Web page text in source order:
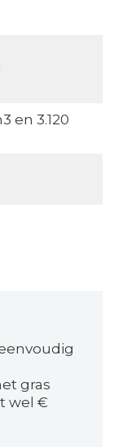
en 3.120
gras
wel €